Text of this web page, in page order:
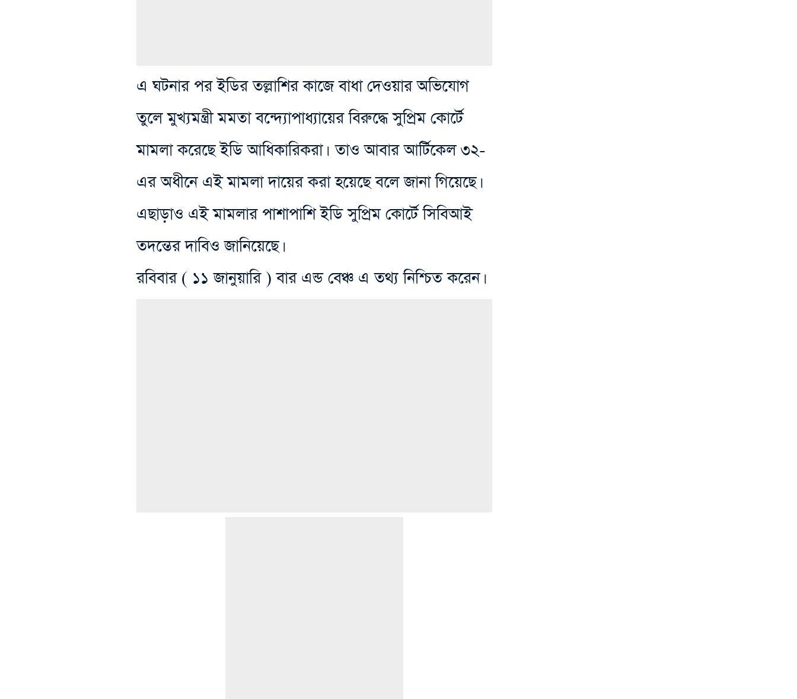
এ ঘটনার পর ইডির‌ তল্লাশির কাজে বাধা দেওয়ার অভিযোগ
তুলে মুখ্যমন্ত্রী মমতা বন্দ্যোপাধ্যায়ের বিরুদ্ধে সুপ্রিম কোর্টে
মামলা করেছে ইডি আধিকারিকরা। তাও আবার আর্টিকেল ৩২-
এর অধীনে এই মামলা দায়ের করা হয়েছে বলে জানা গিয়েছে।
এছাড়াও এই মামলার পাশাপাশি ইডি সুপ্রিম কোর্টে সিবিআই
তদন্তের দাবিও জানিয়েছে।
রবিবার ( ১১ জানুয়ারি ) বার এন্ড বেঞ্চ এ তথ্য নিশ্চিত করেন।